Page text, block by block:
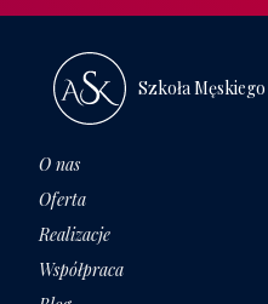
Szkoła
O nas
Oferta
Realizacje
Współpraca